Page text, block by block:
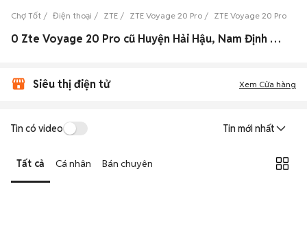
Chợ Tốt Điện thoại ZTE ZTE Voyage 20 Pro ZTE Voyage 20 Pro
0 Zte Voyage 20 Pro cũ Huyện Hải Hậu, Nam Định đẹp
Siêu thị điện tử Xem Cửa hàng
Tin có video Tin mới nhất
Tất cả Cá nhân Bán chuyên